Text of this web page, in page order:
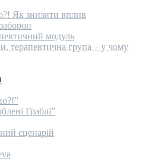
Як знизити вплив
модуль
терапевтична група – у чому
Граблі”
сценарій